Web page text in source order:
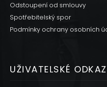
Odstoupení od smlouvy
Spotřebitelský spor
Podmínky ochrany osobních
UŽIVATELSKÉ